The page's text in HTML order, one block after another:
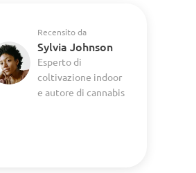
Recensito da
Sylvia Johnson
Esperto di
coltivazione indoor
e autore di cannabis